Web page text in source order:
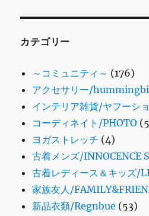
カテゴリー
～コミュニティ～ (176)
アクセサリー/
インテリア雑貨/ヤフーシ
コーディネイト/PHOTO
ヨガストレッチ (4)
古着メンズ/INNOCENCE
古着レディース＆キッズ/
家族友人/
新品衣類/Regnbue (53)